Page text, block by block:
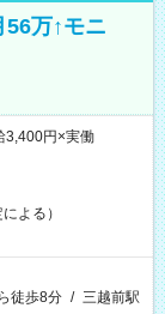
56万↑モニ
3,400円×実働
よる）
徒歩8分 / 三越前駅